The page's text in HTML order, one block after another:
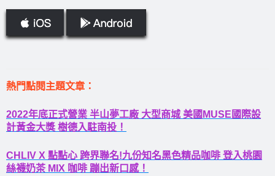
熱門點閱主題文章：
2022年底正式營業 半山夢工廠 大型商城 美國MUSE國際設
計黃金大獎 樹德入駐南投！
CHLIV X 點點心 跨界聯名!九份知名黑色精品咖啡 登入桃園
絲襪奶茶 MIX 咖啡 蹦出新口感！